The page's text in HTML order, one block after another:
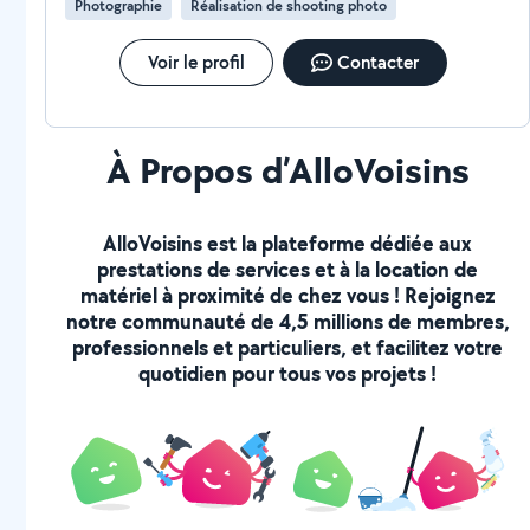
Photographie Réalisation de shooting photo
Voir le profil Contacter
À Propos d’AlloVoisins
AlloVoisins est la plateforme dédiée aux
prestations de services et à la location de
matériel à proximité de chez vous ! Rejoignez
notre communauté de 4,5 millions de membres,
professionnels et particuliers, et facilitez votre
quotidien pour tous vos projets !